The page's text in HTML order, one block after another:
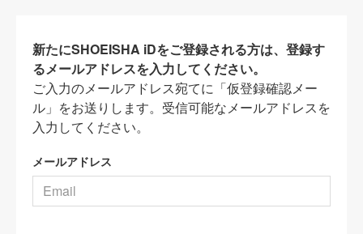
新たにSHOEISHA iDをご登録される方は、登録す
るメールアドレスを入力してください。
ご入力のメールアドレス宛てに「仮登録確認メー
ル」をお送りします。受信可能なメールアドレスを
入力してください。
メールアドレス